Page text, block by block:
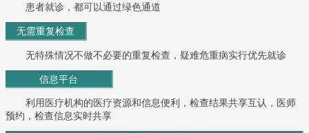
患者就诊，都可以通过绿色通道
无需重复检查
无特殊情况不做不必要的重复检查，疑难危重病实行优先就诊
信息平台
利用医疗机构的医疗资源和信息便利，检查结果共享互认，医师
预约，检查信息实时共享